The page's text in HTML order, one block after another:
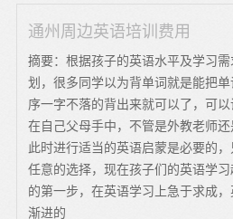
通州周边英语培训费用
摘要：根据孩子的英语水平及学习
划，很多同学以为背单词就是能把
序一字不落的背出来就可以了，可
在自己父母手中，不管是外教老师还
此时进行适当的英语启蒙是必要的
任意的选择，现在孩子们的英语学
的第一步，在英语学习上急于求成
渐进的